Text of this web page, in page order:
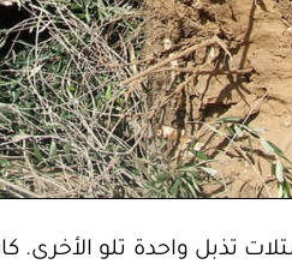
تذبل واحدة تلو الأخرى.